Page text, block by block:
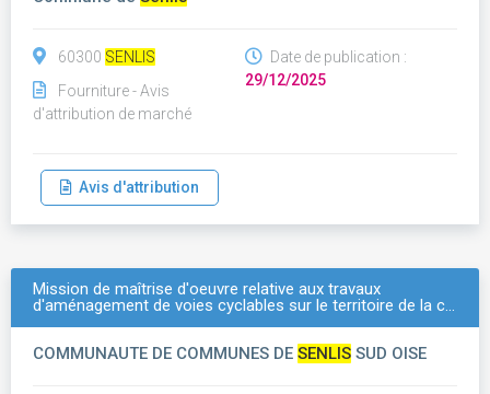
60300 SENLIS
Fourniture - Avis
d'attribution de marché
Date de publication :
29/12/2025
Avis d'attribution
Mission de maîtrise d'oeuvre relative aux travaux
d'aménagement de voies cyclables sur le territoire de la c…
COMMUNAUTE DE COMMUNES DE SENLIS SUD OISE